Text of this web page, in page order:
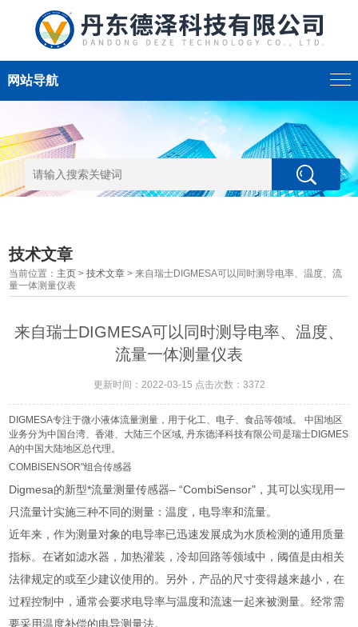
网站导航
技术文章
当前位置： 主页 >技术文章 > 来自瑞士DIGMESA可以同时测导电率、温度、流
量一体测量仪表
来自瑞士DIGMESA可以同时测导电率、温度、
流量一体测量仪表
更新时间：2022-03-15 点击次数：3372
DIGMESA专注于微小液体流量测量，用于化工、电子、食品等领域。 中国地区
业务分为中国台湾、香港、大陆三个区域, 丹东德泽科技有限公司是瑞士DIGMES
A的中国大陆地区总代理。
COMBISENSOR"组合传感器
Digmesa的新型*流量测量传感器– “CombiSensor"，其可以实现用一
只流量计实施三种不同的测量：温度，电导率和流量。
近年来，作为测量对象的电导率已迅速发展成为水质检测的通用质量
指标。在诸如滤水器，加热灌装，冷却回路等领域中，阈值是由相关
法律规定的或至少建议使用的。另外，产品的尺寸变得越来越小，在
过程控制中，通常会要求电导率与温度和流速一起来被测量。经常需
要采用温度补偿的电导测量法。